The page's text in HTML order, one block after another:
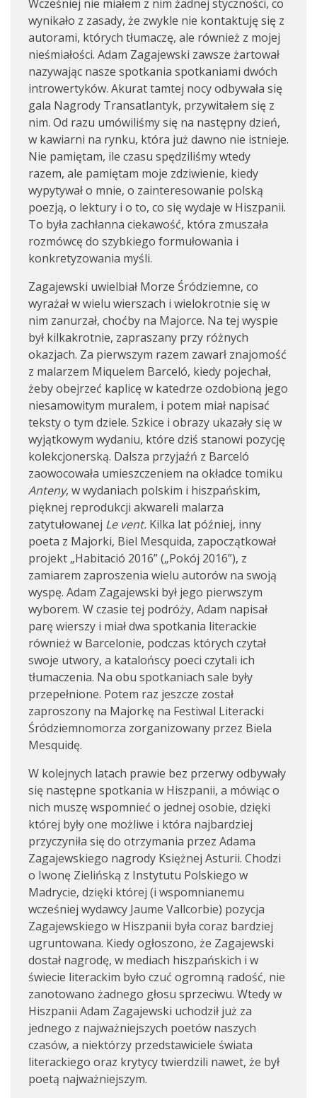
Wcześniej nie miałem z nim żadnej styczności, co
wynikało z zasady, że zwykle nie kontaktuję się z
autorami, których tłumaczę, ale również z mojej
nieśmiałości. Adam Zagajewski zawsze żartował
nazywając nasze spotkania spotkaniami dwóch
introwertyków. Akurat tamtej nocy odbywała się
gala Nagrody Transatlantyk, przywitałem się z
nim. Od razu umówiliśmy się na następny dzień,
w kawiarni na rynku, która już dawno nie istnieje.
Nie pamiętam, ile czasu spędziliśmy wtedy
razem, ale pamiętam moje zdziwienie, kiedy
wypytywał o mnie, o zainteresowanie polską
poezją, o lektury i o to, co się wydaje w Hiszpanii.
To była zachłanna ciekawość, która zmuszała
rozmówcę do szybkiego formułowania i
konkretyzowania myśli.
Zagajewski uwielbiał Morze Śródziemne, co
wyrażał w wielu wierszach i wielokrotnie się w
nim zanurzał, choćby na Majorce. Na tej wyspie
był kilkakrotnie, zapraszany przy różnych
okazjach. Za pierwszym razem zawarł znajomość
z malarzem Miquelem Barceló, kiedy pojechał,
żeby obejrzeć kaplicę w katedrze ozdobioną jego
niesamowitym muralem, i potem miał napisać
teksty o tym dziele. Szkice i obrazy ukazały się w
wyjątkowym wydaniu, które dziś stanowi pozycję
kolekcjonerską. Dalsza przyjaźń z Barceló
zaowocowała umieszczeniem na okładce tomiku
Anteny, w wydaniach polskim i hiszpańskim,
pięknej reprodukcji akwareli malarza
zatytułowanej Le vent. Kilka lat później, inny
poeta z Majorki, Biel Mesquida, zapoczątkował
projekt „Habitació 2016” („Pokój 2016”), z
zamiarem zaproszenia wielu autorów na swoją
wyspę. Adam Zagajewski był jego pierwszym
wyborem. W czasie tej podróży, Adam napisał
parę wierszy i miał dwa spotkania literackie
również w Barcelonie, podczas których czytał
swoje utwory, a katalońscy poeci czytali ich
tłumaczenia. Na obu spotkaniach sale były
przepełnione. Potem raz jeszcze został
zaproszony na Majorkę na Festiwal Literacki
Śródziemnomorza zorganizowany przez Biela
Mesquidę.
W kolejnych latach prawie bez przerwy odbywały
się następne spotkania w Hiszpanii, a mówiąc o
nich muszę wspomnieć o jednej osobie, dzięki
której były one możliwe i która najbardziej
przyczyniła się do otrzymania przez Adama
Zagajewskiego nagrody Księżnej Asturii. Chodzi
o Iwonę Zielińską z Instytutu Polskiego w
Madrycie, dzięki której (i wspomnianemu
wcześniej wydawcy Jaume Vallcorbie) pozycja
Zagajewskiego w Hiszpanii była coraz bardziej
ugruntowana. Kiedy ogłoszono, że Zagajewski
dostał nagrodę, w mediach hiszpańskich i w
świecie literackim było czuć ogromną radość, nie
zanotowano żadnego głosu sprzeciwu. Wtedy w
Hiszpanii Adam Zagajewski uchodził już za
jednego z najważniejszych poetów naszych
czasów, a niektórzy przedstawiciele świata
literackiego oraz krytycy twierdzili nawet, że był
poetą najważniejszym.